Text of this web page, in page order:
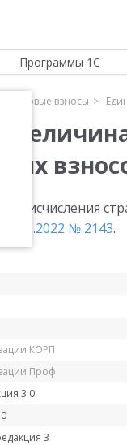
Программы 1С
Страховые взносы
исчисления
№ 2143.
КОРП
Проф
3.0
3